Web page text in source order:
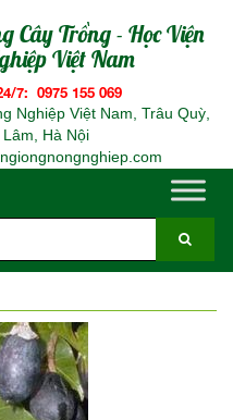
Cây Trồng - Học Viện
Việt Nam
7: 0975 155 069
Nghiệp Việt Nam, Trâu Quỳ,
Lâm, Hà Nội